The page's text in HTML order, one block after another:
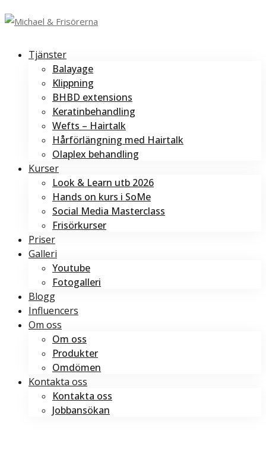
Tjänster
Balayage
Klippning
BHBD extensions
Keratinbehandling
Wefts – Hairtalk
Hårförlängning med Hairtalk
Olaplex behandling
Kurser
Look & Learn utb 2026
Hands on kurs i SoMe
Social Media Masterclass
Frisörkurser
Priser
Galleri
Youtube
Fotogalleri
Blogg
Influencers
Om oss
Om oss
Produkter
Omdömen
Kontakta oss
Kontakta oss
Jobbansökan